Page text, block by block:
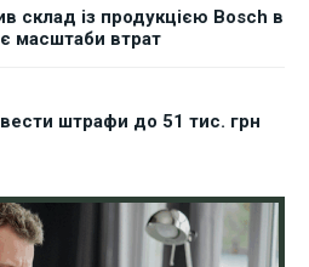
склад із продукцією Bosch в
масштаби втрат
штрафи до 51 тис. грн